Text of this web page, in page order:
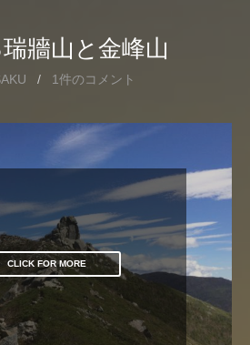
牆山と金峰山
/ 1件のコメント
CLICK FOR MORE